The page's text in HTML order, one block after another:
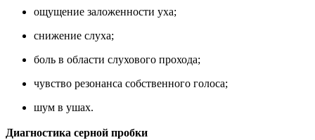
ощущение заложенности уха;
снижение слуха;
боль в области слухового прохода;
чувство резонанса собственного голоса;
шум в ушах.
Диагностика серной пробки